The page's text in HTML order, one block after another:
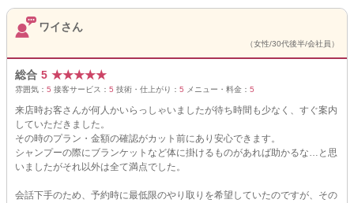
ワイさん
（女性/30代後半/会社員）
総合 5 ★★★★★
雰囲気： 5 接客サービス： 5 技術・仕上がり： 5 メニュー・料金： 5
来店時お客さんが何人かいらっしゃいましたが待ち時間も少なく、すぐ案内
していただきました。
その時のプラン・金額の確認がカット前にあり安心できます。
シャンプーの際にブランケットなど体に掛けるものがあれば助かるな…と思
いましたがそれ以外は全て満点でした。
会話下手のため、予約時に最低限のやり取りを希望していたのですが、その